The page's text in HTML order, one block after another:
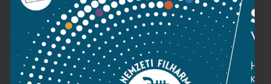
Adatvédelem
Impresszum